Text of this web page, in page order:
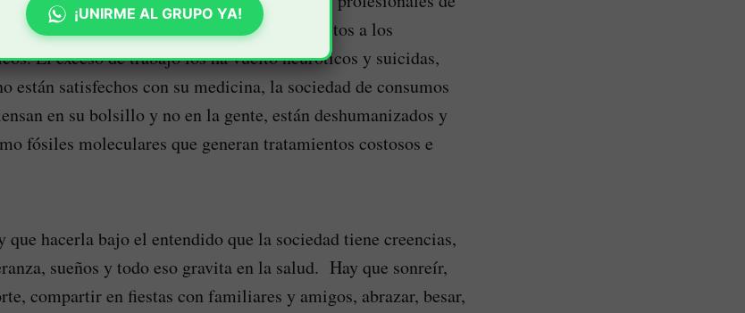
que sanarlos, ellos están deprimidos, adictos a los
El exceso de trabajo los ha vuelto neuróticos y suicidas,
están satisfechos con su medicina, la sociedad de consumos
en su bolsillo y no en la gente, están deshumanizados y
fósiles moleculares que generan tratamientos costosos e
que hacerla bajo el entendido que la sociedad tiene creencias,
sueños y todo eso gravita en la salud. Hay que sonreír,
compartir en fiestas con familiares y amigos, abrazar, besar,
¡UNIRME AL GRUPO YA!